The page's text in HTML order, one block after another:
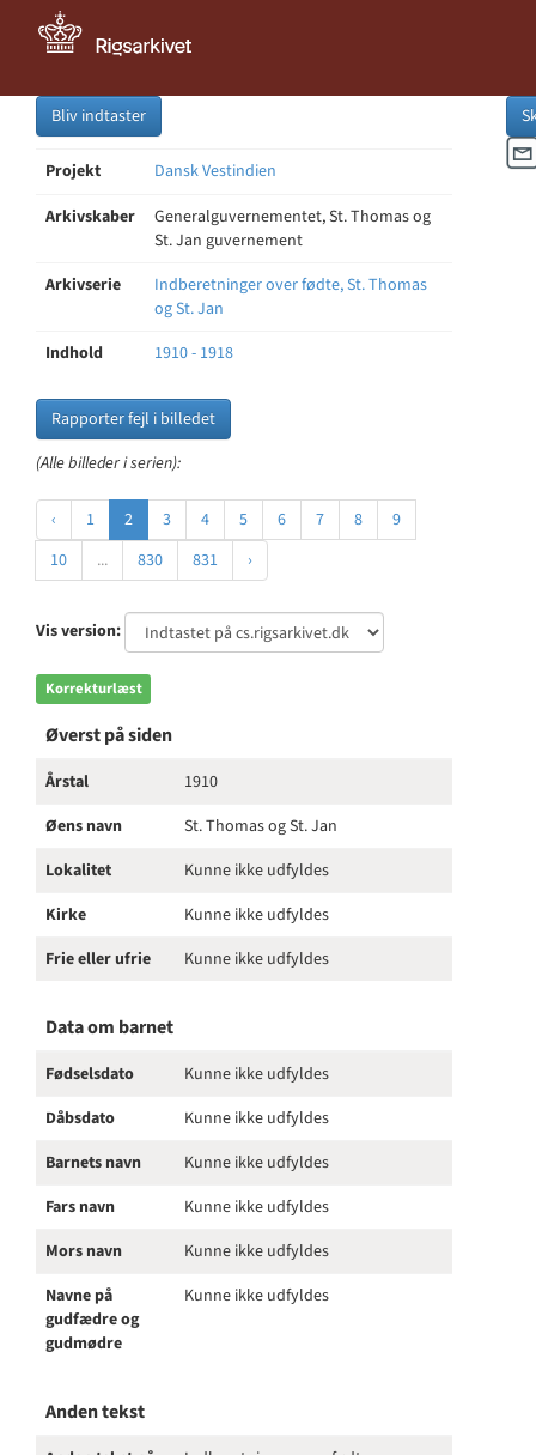
Bliv indtaster
Projekt
Dansk Vestindien
Arkivskaber
Generalguvernementet, St. Thomas og
St. Jan guvernement
Arkivserie
Indberetninger over fødte, St. Thomas
og St. Jan
Indhold
1910 - 1918
Rapporter fejl i billedet
(Alle billeder i serien):
‹ 1 2 3 4 5 6 7 8
9
10
... 830 831 ›
Vis version:
Korrekturlæst
Øverst på siden
Årstal
1910
Øens navn
St. Thomas og St. Jan
Lokalitet
Kunne ikke udfyldes
Kirke
Kunne ikke udfyldes
Frie eller ufrie
Kunne ikke udfyldes
Data om barnet
Fødselsdato
Kunne ikke udfyldes
Dåbsdato
Kunne ikke udfyldes
Barnets navn
Kunne ikke udfyldes
Fars navn
Kunne ikke udfyldes
Mors navn
Kunne ikke udfyldes
Navne på
gudfædre og
gudmødre
Kunne ikke udfyldes
Anden tekst